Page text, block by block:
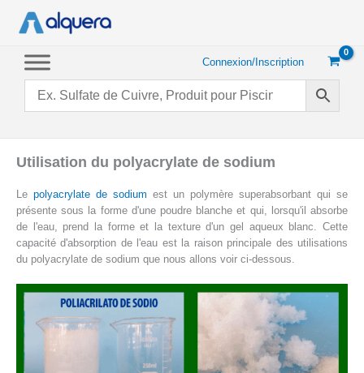
Connexion/Inscription
Utilisation du polyacrylate de sodium
Le polyacrylate de sodium est un polymère superabsorbant qui se
présente sous la forme d'une poudre blanche et qui, lorsqu'il absorbe
de l'eau, prend la forme et la texture d'un gel aqueux blanc. Cette
capacité d'absorption de l'eau est la raison principale des utilisations
du polyacrylate de sodium que nous allons voir ci-dessous.